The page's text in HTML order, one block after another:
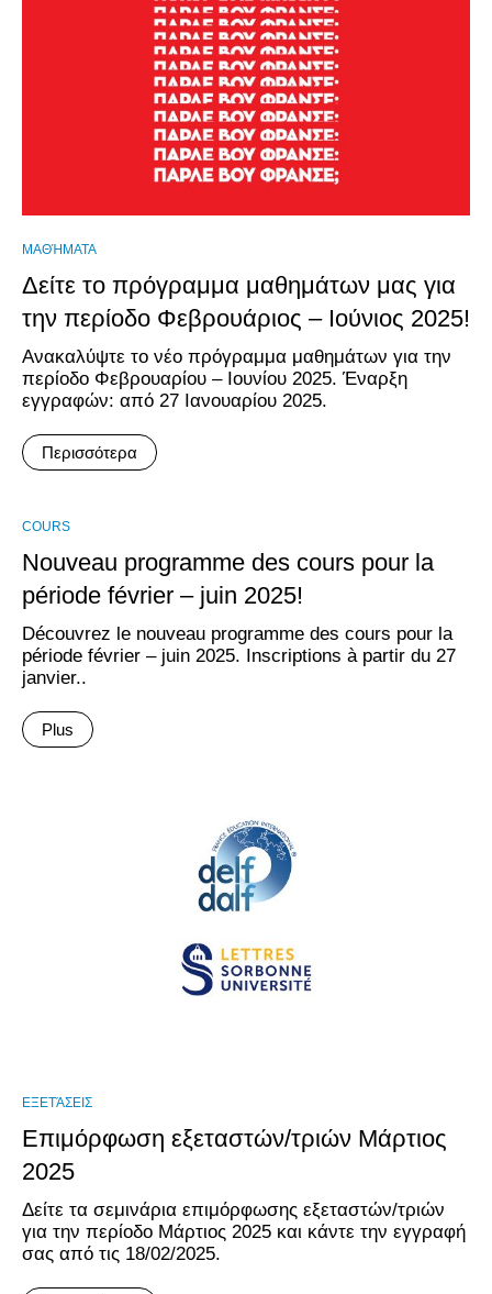
ΜΑΘΉΜΑΤΑ
Δείτε το πρόγραμμα μαθημάτων μας για
την περίοδο Φεβρουάριος – Ιούνιος 2025!
Ανακαλύψτε το νέο πρόγραμμα μαθημάτων για την
περίοδο Φεβρουαρίου – Ιουνίου 2025. Έναρξη
εγγραφών: από 27 Ιανουαρίου 2025.
Περισσότερα
COURS
Nouveau programme des cours pour la
période février – juin 2025!
Découvrez le nouveau programme des cours pour la
période février – juin 2025. Inscriptions à partir du 27
janvier..
Plus
ΕΞΕΤΆΣΕΙΣ
Επιμόρφωση εξεταστών/τριών Μάρτιος
2025
Δείτε τα σεμινάρια επιμόρφωσης εξεταστών/τριών
για την περίοδο Μάρτιος 2025 και κάντε την εγγραφή
σας από τις 18/02/2025.